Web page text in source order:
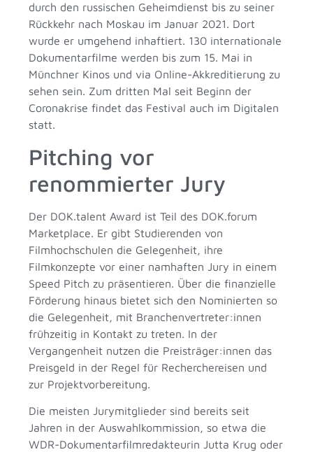
durch den russischen Geheimdienst bis zu seiner
Rückkehr nach Moskau im Januar 2021. Dort
wurde er umgehend inhaftiert. 130 internationale
Dokumentarfilme werden bis zum 15. Mai in
Münchner Kinos und via Online-Akkreditierung zu
sehen sein. Zum dritten Mal seit Beginn der
Coronakrise findet das Festival auch im Digitalen
statt.
Pitching vor
renommierter Jury
Der DOK.talent Award ist Teil des DOK.forum
Marketplace. Er gibt Studierenden von
Filmhochschulen die Gelegenheit, ihre
Filmkonzepte vor einer namhaften Jury in einem
Speed Pitch zu präsentieren. Über die finanzielle
Förderung hinaus bietet sich den Nominierten so
die Gelegenheit, mit Branchenvertreter:innen
frühzeitig in Kontakt zu treten. In der
Vergangenheit nutzen die Preisträger:innen das
Preisgeld in der Regel für Recherchereisen und
zur Projektvorbereitung.
Die meisten Jurymitglieder sind bereits seit
Jahren in der Auswahlkommission, so etwa die
WDR-Dokumentarfilmredakteurin Jutta Krug oder